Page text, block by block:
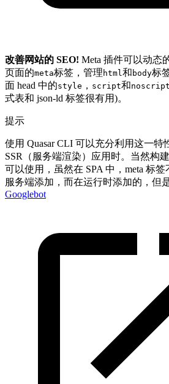
改善网站的 SEO! Meta 插件可以动态
页面的meta标签，管理 html 和 body标
面 head 中的style ， script和noscript
式表和 json-ld 标签很有用)。
提示
使用 Quasar CLI 可以充分利用这一特
SSR（服务端渲染）应用时。当然构
可以使用，虽然在 SPA 中，meta 标
服务端添加，而在运行时添加的，但
Googlebot